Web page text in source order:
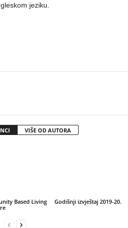
jeziku.
VIŠE OD AUTORA
Based Living
Godišnji izvještaj 2019-20.